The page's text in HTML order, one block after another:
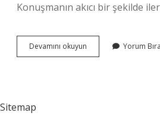
Konuşmanın akıcı bir şekilde
Devamını okuyun
Sohbette
Yorum
Sitemap